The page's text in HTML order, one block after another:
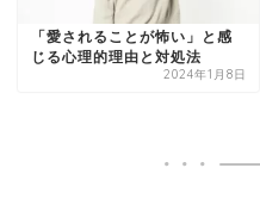
「愛されることが怖い」と感
じる心理的理由と対処法
2024年1月8日